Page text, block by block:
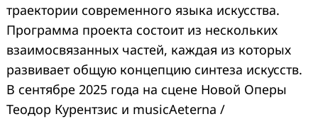
траектории современного языка искусства.
Программа проекта состоит из нескольких
взаимосвязанных частей, каждая из которых
развивает общую концепцию синтеза искусств.
В сентябре 2025 года на сцене Новой Оперы
Теодор Курентзис и musicAeterna /